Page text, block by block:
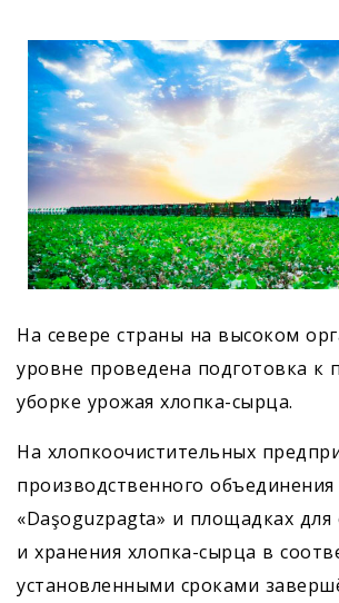
На севере страны на высоком
уровне проведена подготовка к
уборке урожая хлопка-сырца.
На хлопкоочистительных
производственного объединения
«Daşoguzpagta» и площадках для
и хранения хлопка-сырца в
установленными сроками